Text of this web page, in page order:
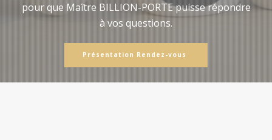
pour que Maître BILLION-PORTE puisse répondre
à vos questions.
Présentation Rendez-vous